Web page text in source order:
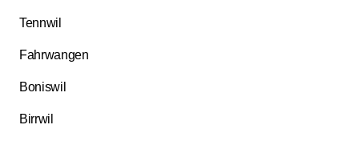
Tennwil
Fahrwangen
Boniswil
Birrwil